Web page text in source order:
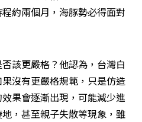
約兩個月，海豚勢必得面對
該更嚴格？他認為，台灣白
沒有更嚴格規範，只是仿造
果會逐漸出現，可能減少進
，甚至親子失散等現象，雖